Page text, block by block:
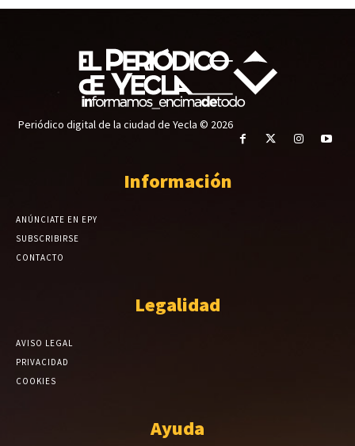
Periódico digital de la ciudad de Yecla © 2026
Información
ANÚNCIATE EN EPY
SUBSCRIBIRSE
CONTACTO
Legalidad
AVISO LEGAL
PRIVACIDAD
COOKIES
Ayuda